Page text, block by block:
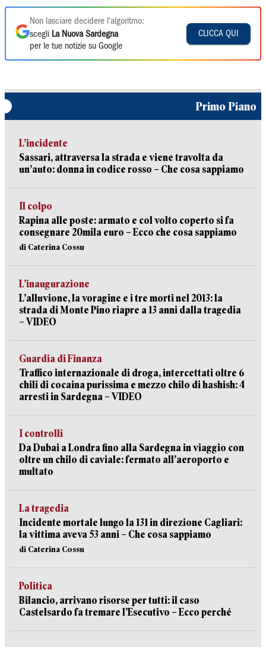
Non lasciare decidere l'algoritmo:
scegli La Nuova Sardegna
per le tue notizie su Google
CLICCA QUI
Primo Piano
L’incidente
Sassari, attraversa la strada e viene travolta da
un’auto: donna in codice rosso – Che cosa sappiamo
Il colpo
Rapina alle poste: armato e col volto coperto si fa
consegnare 20mila euro – Ecco che cosa sappiamo
di Caterina Cossu
L’inaugurazione
L’alluvione, la voragine e i tre morti nel 2013: la
strada di Monte Pino riapre a 13 anni dalla tragedia
– VIDEO
Guardia di Finanza
Traffico internazionale di droga, intercettati oltre 6
chili di cocaina purissima e mezzo chilo di hashish: 4
arresti in Sardegna – VIDEO
I controlli
Da Dubai a Londra fino alla Sardegna in viaggio con
oltre un chilo di caviale: fermato all’aeroporto e
multato
La tragedia
Incidente mortale lungo la 131 in direzione Cagliari:
la vittima aveva 53 anni – Che cosa sappiamo
di Caterina Cossu
Politica
Bilancio, arrivano risorse per tutti: il caso
Castelsardo fa tremare l’Esecutivo – Ecco perché